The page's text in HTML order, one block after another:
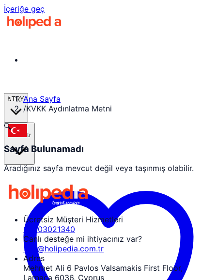
İçeriğe geç
₺TRY
tr
Ana Sayfa
/KVKK Aydınlatma Metni
🔍
Sayfa Bulunamadı
Aradığınız sayfa mevcut değil veya taşınmış olabilir.
Ücretsiz Müşteri Hizmetleri
08503021340
Canlı desteğe mi ihtiyacınız var?
info@holipedia.com.tr
Adres
Mehmet Ali 6 Pavlos Valsamakis First Floor,
Larnaca 6036, Cyprus